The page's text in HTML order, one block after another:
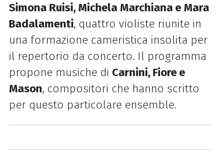
Simona Ruisi, Michela Marchiana e Mara
Badalamenti, quattro violiste riunite in
una formazione cameristica insolita per
il repertorio da concerto. Il programma
propone musiche di Carnini, Fiore e
Mason, compositori che hanno scritto
per questo particolare ensemble.